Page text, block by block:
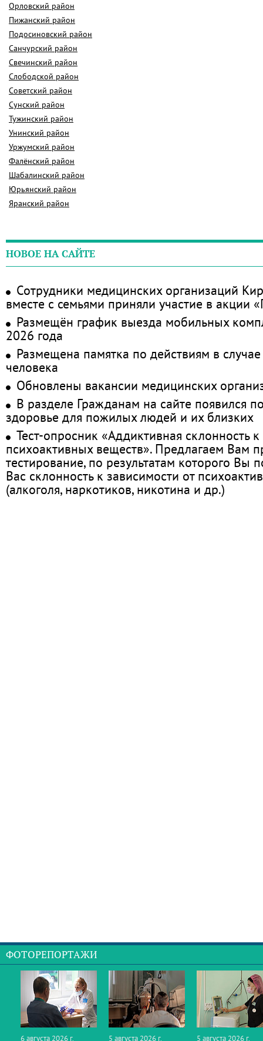
Орловский район
Пижанский район
Подосиновский район
Санчурский район
Свечинский район
Слободской район
Советский район
Сунский район
Тужинский район
Унинский район
Уржумский район
Фалёнский район
Шабалинский район
Юрьянский район
Яранский район
НОВОЕ НА САЙТЕ
Сотрудники медицинских организаций
вместе с семьями приняли участие в акции
Размещён график выезда мобильных
2026 года
Размещена памятка по действиям в
человека
Обновлены вакансии медицинских
В разделе Гражданам на сайте появился
здоровье для пожилых людей и их близких
Тест-опросник «Аддиктивная склонность
психоактивных веществ». Предлагаем Вам
тестирование, по результатам которого Вы
Вас склонность к зависимости от
(алкоголя, наркотиков, никотина и др.)
ФОТОРЕПОРТАЖИ
6 августа 2026 г. 5 августа 2026 г. 5 августа 2026 г.